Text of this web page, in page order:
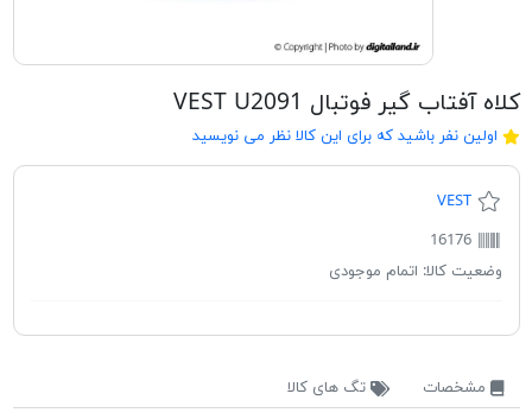
کلاه آفتاب گیر فوتبال VEST U2091
اولین نفر باشید که برای این کالا نظر می نویسید
VEST
16176
وضعیت کالا: اتمام موجودی
مشخصات تگ های کالا